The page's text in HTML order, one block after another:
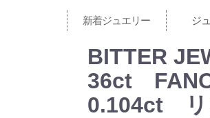
新着ジュエリー ジ
BITTER
36ct
0.104ct リ